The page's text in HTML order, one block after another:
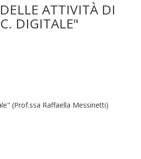
ATTIVITÀ DI
DIGITALE"
(Prof.ssa Raffaella Messinetti)